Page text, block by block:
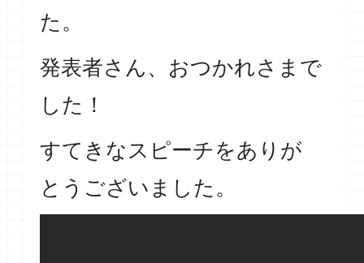
た。
発表者さん、おつかれさまで
した！
すてきなスピーチをありが
とうございました。